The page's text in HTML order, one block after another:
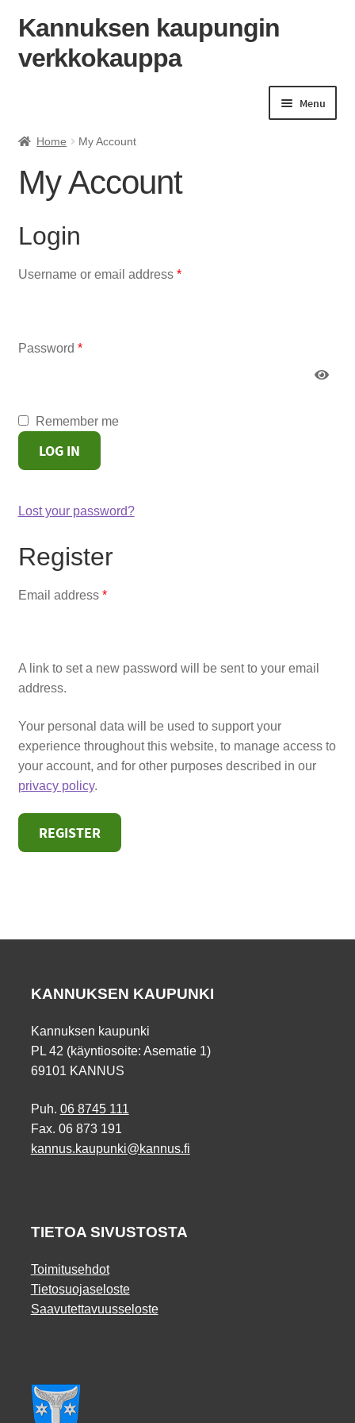
Skip
Skip
Kannuksen kaupungin
verkkokauppa
Menu
Home My Account
My Account
Login
Username or email address *Required
Password *Required
Remember me
LOG IN
Lost your password?
Register
Email address *Required
A link to set a new password will be sent to your email
address.
Your personal data will be used to support your
experience throughout this website, to manage access to
your account, and for other purposes described in our
privacy policy.
REGISTER
KANNUKSEN KAUPUNKI
Kannuksen kaupunki
PL 42 (käyntiosoite: Asematie 1)
69101 KANNUS
Puh. 06 8745 111
Fax. 06 873 191
kannus.kaupunki@kannus.fi
TIETOA SIVUSTOSTA
Toimitusehdot
Tietosuojaseloste
Saavutettavuusseloste